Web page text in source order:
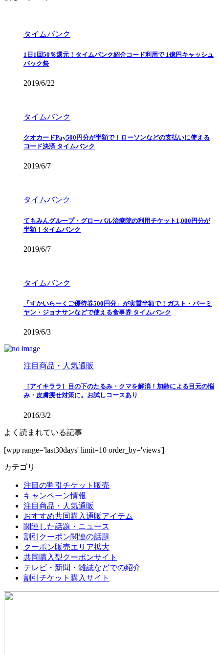
タイムバンク
1日1回50％還元！タイムバンク紹介コード利用で 1億円キャッシュ
バック祭
2019/6/22
タイムバンク
クオカードPay500円分が半額で！ローソンなどの支払いに使える
コード決済 タイムバンク
2019/6/7
タイムバンク
てもみんグループ・グローバル治療院の利用チケット1,000円分が
半額！タイムバンク
2019/6/7
タイムバンク
「すかいらーくご優待券500円分」が実質半額で！ガスト・バーミ
ヤン・ジョナサンなどで使える食事券 タイムバンク
2019/6/3
注目商品・人気通販
［アイキララ］目の下のたるみ・クマを解消！加齢による目元の悩
み・皮膚痩せ対策に。お試しコースあり
2016/3/2
よく読まれている記事
[wpp range='last30days' limit=10 order_by='views']
カテゴリ
注目の割引チケット販売
キャンペーン情報
注目商品・人気通販
おすすめ共同購入通販アイテム
関連した話題・ニュース
割引クーポン関連の話題
クーポン販売エリア拡大
共同購入型クーポンサイト
テレビ・新聞・雑誌などでの紹介
割引チケット購入サイト